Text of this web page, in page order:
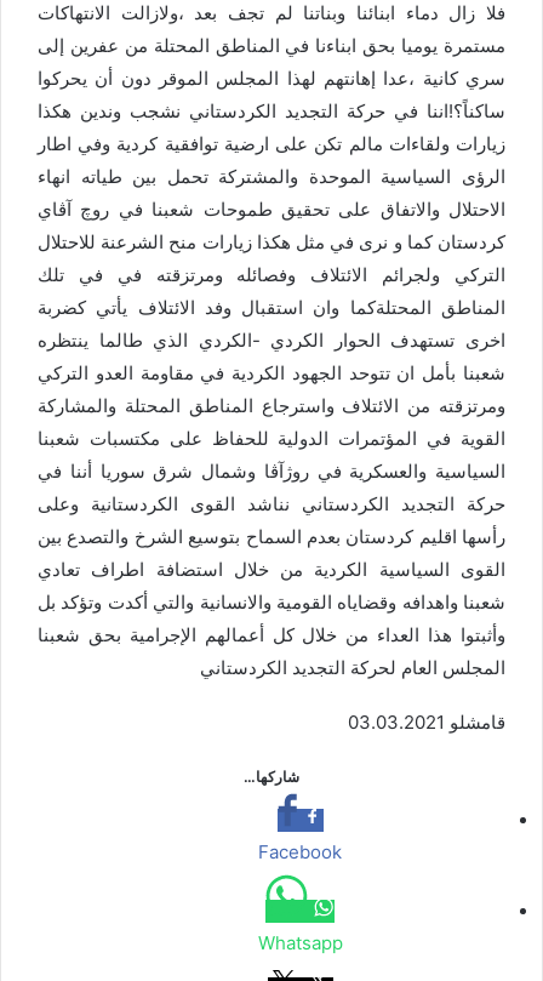
فلا زال دماء ابنائنا وبناتنا لم تجف بعد ،ولازالت الانتهاكات
مستمرة يوميا بحق ابناءنا في المناطق المحتلة من عفرين إلى
سري كانية ،عدا إهانتهم لهذا المجلس الموقر دون أن يحركوا
ساكناً؟!اننا في حركة التجديد الكردستاني نشجب وندين هكذا
زيارات ولقاءات مالم تكن على ارضية توافقية كردية وفي اطار
الرؤى السياسية الموحدة والمشتركة تحمل بين طياته انهاء
الاحتلال والاتفاق على تحقيق طموحات شعبنا في روچ آڤاي
كردستان كما و نرى في مثل هكذا زيارات منح الشرعنة للاحتلال
التركي ولجرائم الائتلاف وفصائله ومرتزقته في في تلك
المناطق المحتلةكما وان استقبال وفد الائتلاف يأتي كضربة
اخرى تستهدف الحوار الكردي -الكردي الذي طالما ينتظره
شعبنا بأمل ان تتوحد الجهود الكردية في مقاومة العدو التركي
ومرتزقته من الائتلاف واسترجاع المناطق المحتلة والمشاركة
القوية في المؤتمرات الدولية للحفاظ على مكتسبات شعبنا
السياسية والعسكرية في روژآڤا وشمال شرق سوريا أننا في
حركة التجديد الكردستاني نناشد القوى الكردستانية وعلى
رأسها اقليم كردستان بعدم السماح بتوسيع الشرخ والتصدع بين
القوى السياسية الكردية من خلال استضافة اطراف تعادي
شعبنا واهدافه وقضاياه القومية والانسانية والتي أكدت وتؤكد بل
وأثبتوا هذا العداء من خلال كل أعمالهم الإجرامية بحق شعبنا
المجلس العام لحركة التجديد الكردستاني
قامشلو 03.03.2021
شاركها…
Facebook
Whatsapp